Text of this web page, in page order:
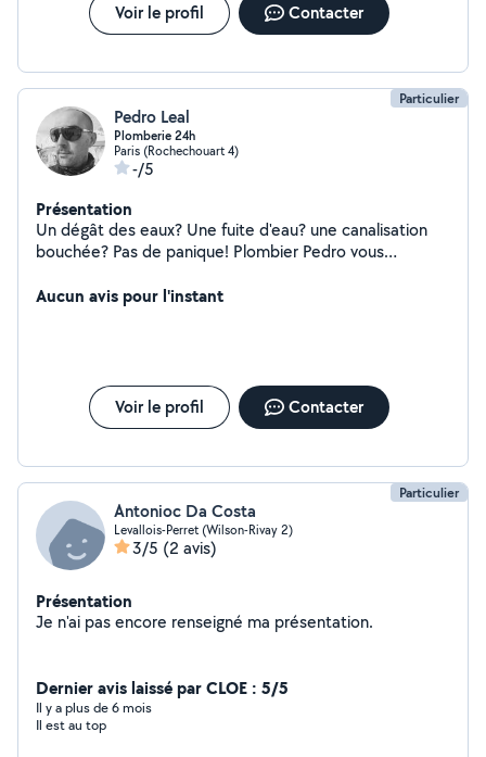
Voir le profil Contacter
Particulier
Pedro Leal
Plomberie 24h
Paris (Rochechouart 4)
-/5
Présentation
Un dégât des eaux? Une fuite d'eau? une canalisation
bouchée? Pas de panique! Plombier Pedro vous
préventive et corrective de la résidence. - Dépannages
Aucun avis pour l'instant
Voir le profil Contacter
Particulier
Antonioc Da Costa
Levallois-Perret (Wilson-Rivay 2)
3/5 (2 avis)
Présentation
Je n'ai pas encore renseigné ma présentation.
Dernier avis laissé par CLOE : 5/5
Il y a plus de 6 mois
Il est au top